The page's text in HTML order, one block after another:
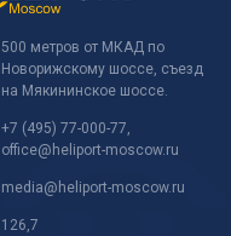
500 метров от МКАД по
Новорижскому шоссе, съезд
на Мякининское шоссе.
+7 (495) 77-000-77
office@heliport-moscow.ru
media@heliport-moscow.ru
126,7